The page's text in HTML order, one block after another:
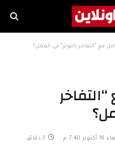
مع “التفاخر بالتوتر” في العمل؟
7:40 م 3 دقائق